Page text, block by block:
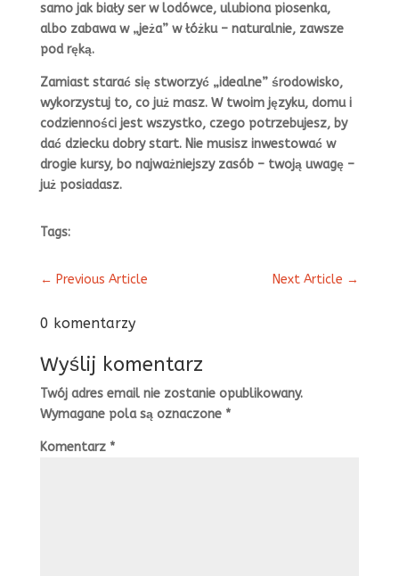
samo jak biały ser w lodówce, ulubiona piosenka,
albo zabawa w „jeża” w łóżku – naturalnie, zawsze
pod ręką.
Zamiast starać się stworzyć „idealne” środowisko,
wykorzystuj to, co już masz. W twoim języku, domu i
codzienności jest wszystko, czego potrzebujesz, by
dać dziecku dobry start. Nie musisz inwestować w
drogie kursy, bo najważniejszy zasób – twoją uwagę –
już posiadasz.
Tags:
← Previous Article Next Article →
0 komentarzy
Wyślij komentarz
Twój adres email nie zostanie opublikowany.
Wymagane pola są oznaczone *
Komentarz *